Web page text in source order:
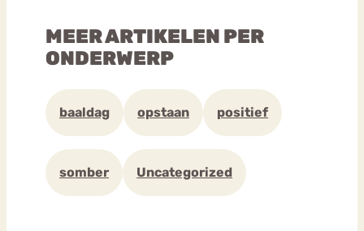
MEER ARTIKELEN PER
ONDERWERP
baaldag opstaan positief
somber Uncategorized